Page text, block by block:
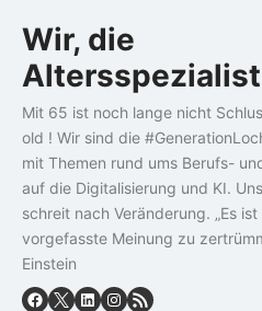
to
content
Wir, die
Mit 65 ist noch lange nicht
old ! Wir sind die
mit Themen rund ums Berufs-
auf die Digitalisierung und KI.
schreit nach Veränderung. „Es
vorgefasste Meinung zu
Einstein